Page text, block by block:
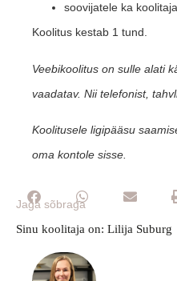
soovijatele ka
Koolitus kestab 1 tund.
Veebikoolitus on sulle alati
vaadatav. Nii telefonist,
Koolitusele ligipääsu
oma kontole sisse.
Jaga sõbraga
Sinu koolitaja on: Lilija Suburg